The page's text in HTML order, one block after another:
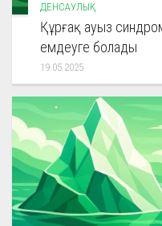
ДЕНСАУЛЫҚ
Құрғақ ауыз
емдеуге болады
19.05.2025